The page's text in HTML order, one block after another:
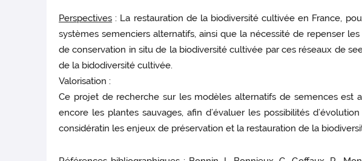
Perspectives : La restauration de la biodiversité cultivée en France,
systèmes semenciers alternatifs, ainsi que la nécessité de repenser
de conservation in situ de la biodiversité cultivée par ces réseaux de
de la bidodiversité cultivée.
Valorisation :
Ce projet de recherche sur les modèles alternatifs de semences est
encore les plantes sauvages, afin d’évaluer les possibilités
considératin les enjeux de préservation et la restauration de la